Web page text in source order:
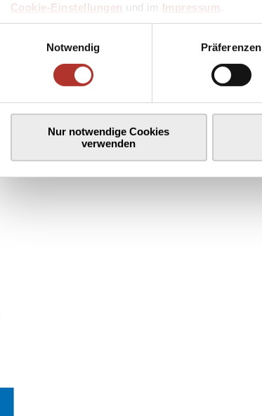
Cookie-Einstellungen und im Impressum
Notwendig
Präferenzen
Nur notwendige Cookies
verwenden